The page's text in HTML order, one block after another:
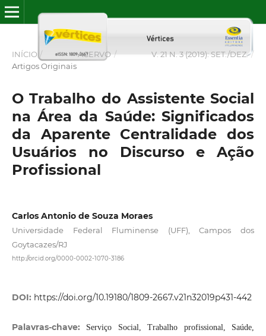
INÍCIO / ACERVO / V. 21 N. 3 (2019): SET./DEZ. /
Artigos Originais
O Trabalho do Assistente Social
na Área da Saúde: Significados
da Aparente Centralidade dos
Usuários no Discurso e Ação
Profissional
Carlos Antonio de Souza Moraes
Universidade Federal Fluminense (UFF), Campos dos
Goytacazes/RJ
http://orcid.org/0000-0002-1070-3186
DOI: https://doi.org/10.19180/1809-2667.v21n32019p431-442
Palavras-chave:
Serviço Social, Trabalho profissional, Saúde,